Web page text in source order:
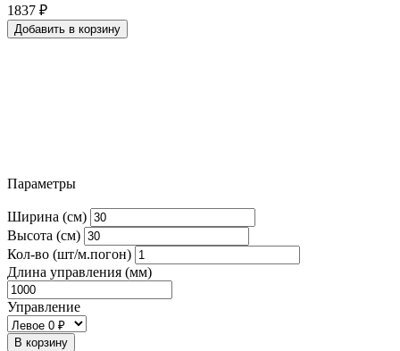
1837 ₽
Добавить в корзину
Параметры
Ширина (см)
Высота (см)
Кол-во (шт/м.погон)
Длина управления (мм)
Управление
В корзину